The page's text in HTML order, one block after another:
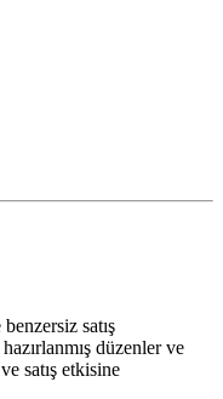
satış
düzenler ve
satış etkisine